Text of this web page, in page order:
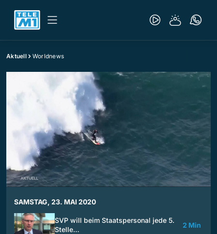
Aktuell Worldnews
SAMSTAG, 23. MAI 2020
SVP will beim Staatspersonal jede 5.
Stelle…
2 Min